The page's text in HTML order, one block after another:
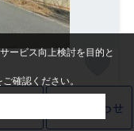
お問い合わせ
ービス向上検討を目的と
ご確認ください。